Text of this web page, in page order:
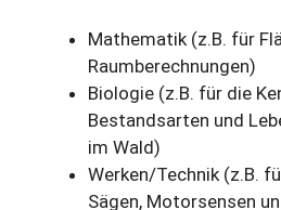
Mathematik (z.B. für
Raumberechnungen)
Biologie (z.B. für die
Bestandsarten und
im Wald)
Werken/Technik (z.B.
Sägen, Motorsensen